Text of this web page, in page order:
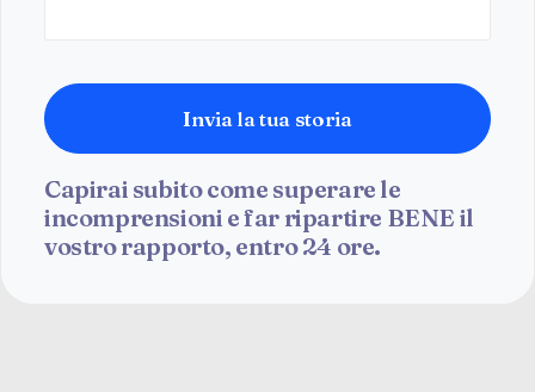
Capirai subito come superare le
incomprensioni e far ripartire BENE il
vostro rapporto, entro 24 ore.